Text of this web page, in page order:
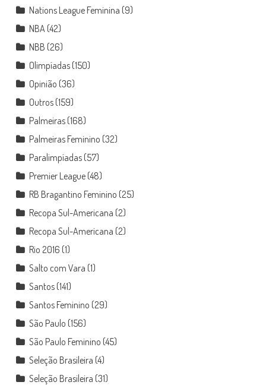
Nations League Feminina (9)
NBA(42)
NBB (26)
Olimpíadas(150)
Opinião (36)
Outros(159)
Palmeiras(168)
Palmeiras Feminino (32)
Paralimpíadas(57)
Premier League(48)
RB Bragantino Feminino (25)
Recopa Sul-Americana (2)
Recopa Sul-Americana (2)
Rio 2016 (1)
Salto com Vara (1)
Santos(141)
Santos Feminino (29)
São Paulo (156)
São Paulo Feminino (45)
Seleção Brasileira (4)
Seleção Brasileira (31)